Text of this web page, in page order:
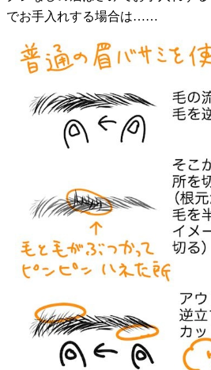
でお手入れする場合は……